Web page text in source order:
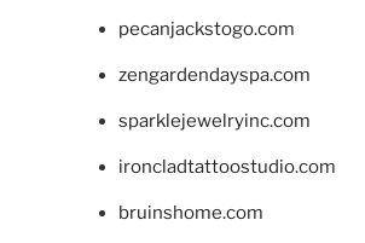
pecanjackstogo.com
zengardendayspa.com
sparklejewelryinc.com
ironcladtattoostudio.com
bruinshome.com